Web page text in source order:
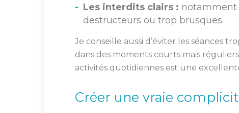
Les interdits clairs : notamment
destructeurs ou trop brusques.
Je conseille aussi d’éviter les séances
dans des moments courts mais
activités quotidiennes est une
Créer une vraie